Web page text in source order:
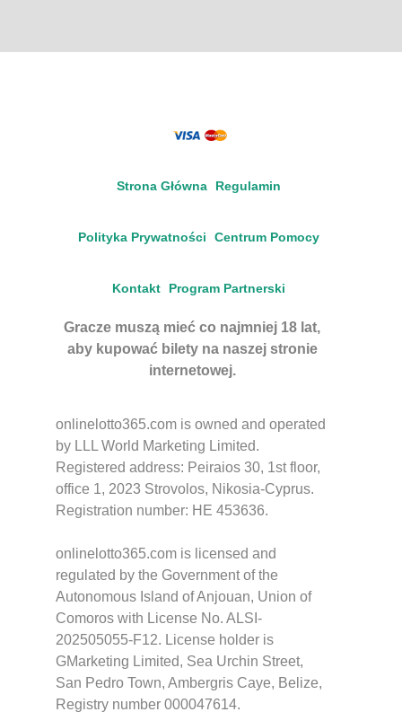
Strona Główna Regulamin
Polityka Prywatności Centrum Pomocy
Kontakt Program Partnerski
Gracze muszą mieć co najmniej 18 lat,
aby kupować bilety na naszej stronie
internetowej.
onlinelotto365.com is owned and operated
by LLL World Marketing Limited.
Registered address: Peiraios 30, 1st floor,
office 1, 2023 Strovolos, Nikosia-Cyprus.
Registration number: HE 453636.
onlinelotto365.com is licensed and
regulated by the Government of the
Autonomous Island of Anjouan, Union of
Comoros with License No. ALSI-
202505055-F12. License holder is
GMarketing Limited, Sea Urchin Street,
San Pedro Town, Ambergris Caye, Belize,
Registry number 000047614.